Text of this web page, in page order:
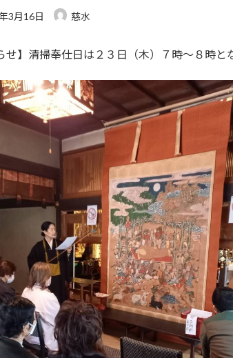
3月16日 慈水
せ】清掃奉仕日は２３日（木）７時～８時と